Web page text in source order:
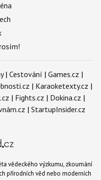
| Cestování | Games.cz |
| Karaoketexty.cz |
| Fights.cz | Dokina.cz |
| StartupInsider.cz
vědeckého výzkumu, zkoumání
přírodních věd nebo moderních